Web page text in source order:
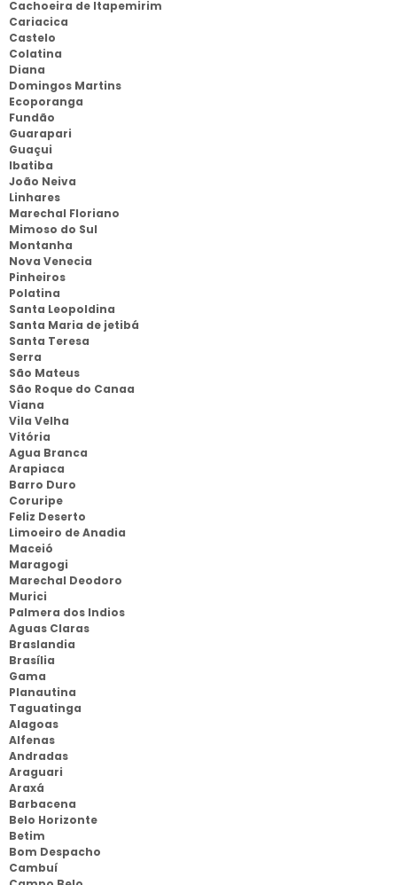
Cachoeira de Itapemirim
Cariacica
Castelo
Colatina
Diana
Domingos Martins
Ecoporanga
Fundão
Guarapari
Guaçui
Ibatiba
João Neiva
Linhares
Marechal Floriano
Mimoso do Sul
Montanha
Nova Venecia
Pinheiros
Polatina
Santa Leopoldina
Santa Maria de jetibá
Santa Teresa
Serra
São Mateus
São Roque do Canaa
Viana
Vila Velha
Vitória
Agua Branca
Arapiaca
Barro Duro
Coruripe
Feliz Deserto
Limoeiro de Anadia
Maceió
Maragogi
Marechal Deodoro
Murici
Palmera dos Indios
Aguas Claras
Braslandia
Brasília
Gama
Planautina
Taguatinga
Alagoas
Alfenas
Andradas
Araguari
Araxá
Barbacena
Belo Horizonte
Betim
Bom Despacho
Cambuí